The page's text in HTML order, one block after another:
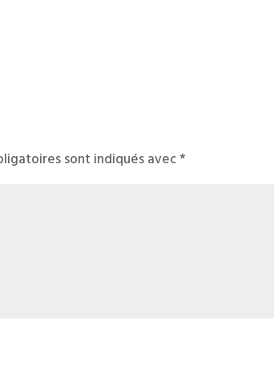
sont indiqués avec*